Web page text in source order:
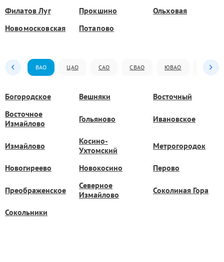
Филатов Луг Прокшино
Ольховая
Новомосковская
Потапово
ВАО ЦАО САО СВАО ЮВАО ЮАО
Богородское Вешняки
Восточный
Восточное
Измайлово
Гольяново Ивановское
Измайлово
Косино-
Ухтомский
Метрогородок
Новогиреево Новокосино Перово
Преображенское
Северное
Измайлово
Соколиная Гора
Сокольники